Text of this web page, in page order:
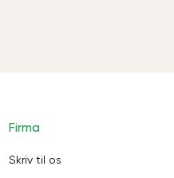
Firma
Skriv til os